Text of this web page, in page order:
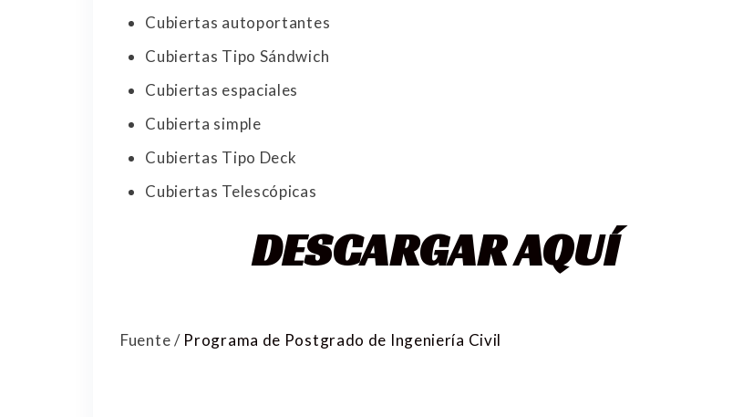
Cubiertas autoportantes
Cubiertas Tipo Sándwich
Cubiertas espaciales
Cubierta simple
Cubiertas Tipo Deck
Cubiertas Telescópicas
DESCARGAR AQUÍ
Fuente / Programa de Postgrado de Ingeniería Civil